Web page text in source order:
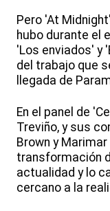
Pero 'At
hubo durante el
'Los enviados' y
del trabajo que
llegada de
En el panel de
Treviño, y sus
Brown y
transformación
actualidad y lo
cercano a la